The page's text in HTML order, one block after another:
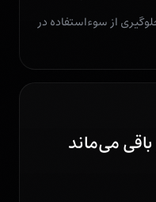
از سوءاستفاده در
می‌ماند